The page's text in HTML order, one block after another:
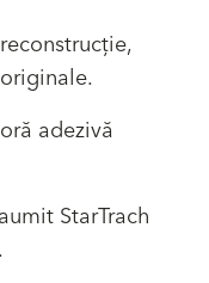
adezivă
StarTrach